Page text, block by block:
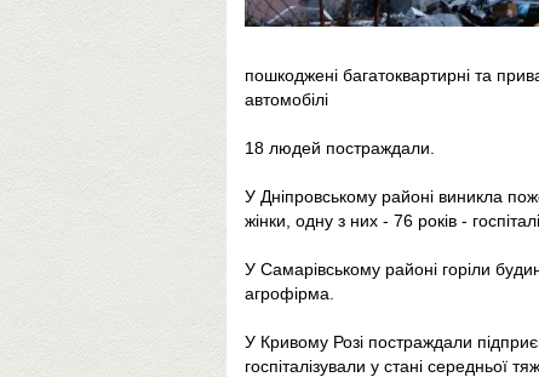
пошкоджені багатоквартирні та
автомобілі
18 людей постраждали.
У Дніпровському районі виникла
жінки, одну з них - 76 років -
У Самарівському районі горіли
агрофірма.
У Кривому Розі постраждали
госпіталізували у стані середньої